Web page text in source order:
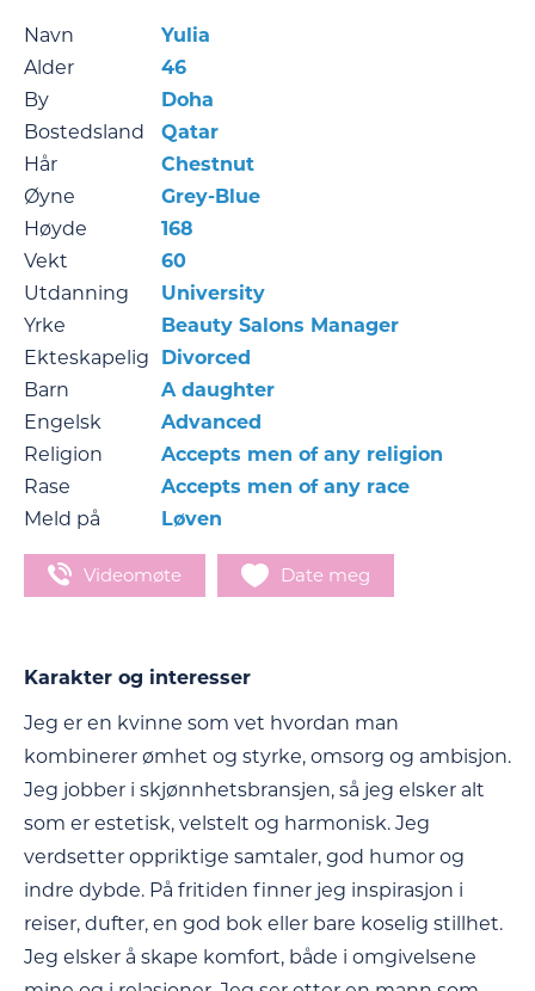
Navn
Yulia
Alder
46
By
Doha
Bostedsland
Qatar
Hår
Chestnut
Øyne
Grey-Blue
Høyde
168
Vekt
60
Utdanning
University
Yrke
Beauty Salons Manager
Ekteskapelig
Divorced
Barn
A daughter
Engelsk
Advanced
Religion
Accepts men of any religion
Rase
Accepts men of any race
Meld på
Løven
Videomøte Date meg
Karakter og interesser
Jeg er en kvinne som vet hvordan man
kombinerer ømhet og styrke, omsorg og ambisjon.
Jeg jobber i skjønnhetsbransjen, så jeg elsker alt
som er estetisk, velstelt og harmonisk. Jeg
verdsetter oppriktige samtaler, god humor og
indre dybde. På fritiden finner jeg inspirasjon i
reiser, dufter, en god bok eller bare koselig stillhet.
Jeg elsker å skape komfort, både i omgivelsene